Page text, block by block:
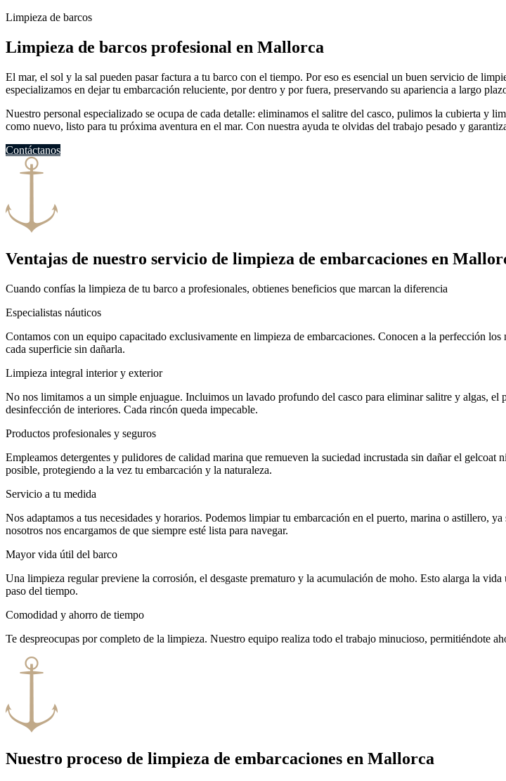
Limpieza de barcos
Limpieza de barcos profesional en Mallorca
El mar, el sol y la sal pueden pasar factura a tu barco con el tiempo. Por eso es esencial un buen servicio de
especializamos en dejar tu embarcación reluciente, por dentro y por fuera, preservando su apariencia a largo
Nuestro personal especializado se ocupa de cada detalle: eliminamos el salitre del casco, pulimos la cubierta y
como nuevo, listo para tu próxima aventura en el mar. Con nuestra ayuda te olvidas del trabajo pesado y
Contáctanos
Ventajas de nuestro servicio de limpieza de embarcaciones en
Cuando confías la limpieza de tu barco a profesionales, obtienes beneficios que marcan la diferencia
Especialistas náuticos
Contamos con un equipo capacitado exclusivamente en limpieza de embarcaciones. Conocen a la perfección
cada superficie sin dañarla.
Limpieza integral interior y exterior
No nos limitamos a un simple enjuague. Incluimos un lavado profundo del casco para eliminar salitre y algas,
desinfección de interiores. Cada rincón queda impecable.
Productos profesionales y seguros
Empleamos detergentes y pulidores de calidad marina que remueven la suciedad incrustada sin dañar el
posible, protegiendo a la vez tu embarcación y la naturaleza.
Servicio a tu medida
Nos adaptamos a tus necesidades y horarios. Podemos limpiar tu embarcación en el puerto, marina o astillero,
nosotros nos encargamos de que siempre esté lista para navegar.
Mayor vida útil del barco
Una limpieza regular previene la corrosión, el desgaste prematuro y la acumulación de moho. Esto alarga la
paso del tiempo.
Comodidad y ahorro de tiempo
Te despreocupas por completo de la limpieza. Nuestro equipo realiza todo el trabajo minucioso, permitiéndote
Nuestro proceso de limpieza de embarcaciones en Mallorca